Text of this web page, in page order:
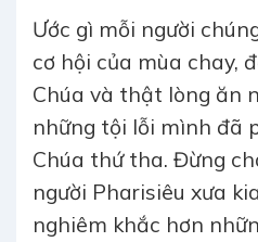
Ước gì mỗi người
cơ hội của mùa chay,
Chúa và thật lòng ăn
những tội lỗi mình đã
Chúa thứ tha. Đừng
người Pharisiêu xưa
nghiêm khắc hơn